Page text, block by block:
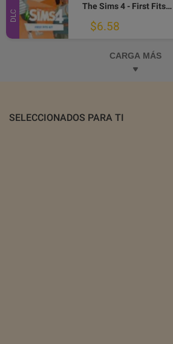
DLC
The Sims 4 - First Fits Kit DLC EA App CD Key
$6.58
CARGA MÁS
SELECCIONADOS PARA TI